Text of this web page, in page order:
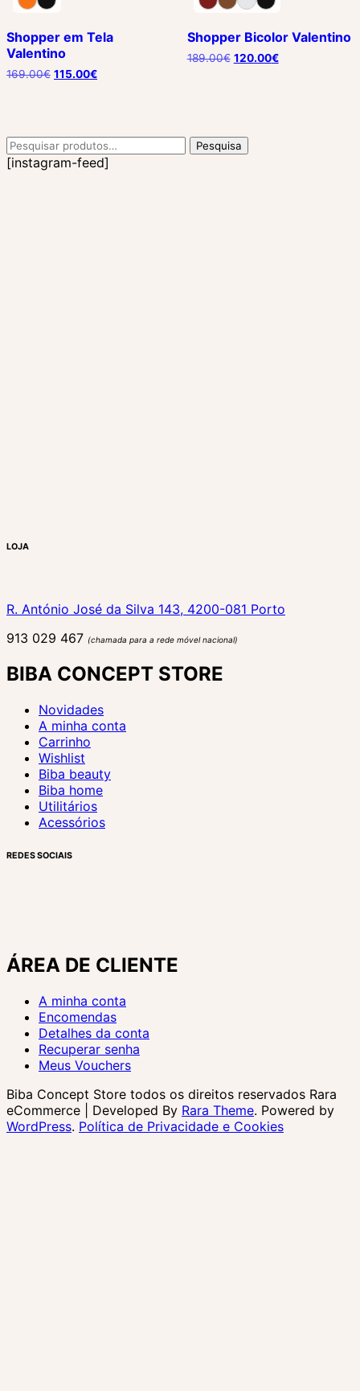
Shopper em Tela
Valentino
169.00€ 115.00€
Shopper Bicolor Valentino
189.00€ 120.00€
Pesquisar
por:
Pesquisa
[instagram-feed]
LOJA
R. António José da Silva 143, 4200-081 Porto
913 029 467 (chamada para a rede móvel nacional)
BIBA CONCEPT STORE
Novidades
A minha conta
Carrinho
Wishlist
Biba beauty
Biba home
Utilitários
Acessórios
REDES SOCIAIS
ÁREA DE CLIENTE
A minha conta
Encomendas
Detalhes da conta
Recuperar senha
Meus Vouchers
Biba Concept Store todos os direitos reservados Rara
eCommerce | Developed By Rara Theme. Powered by
WordPress. Política de Privacidade e Cookies